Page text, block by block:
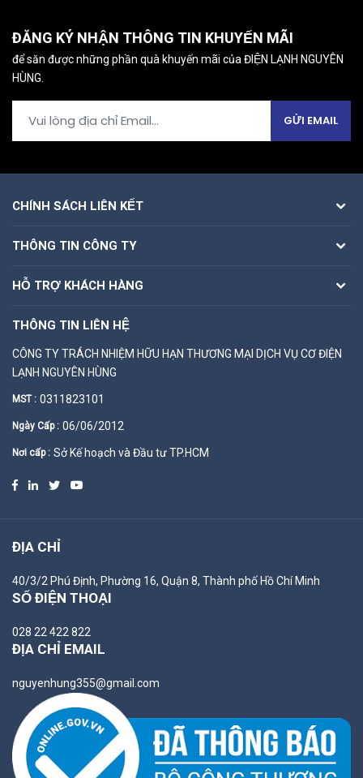
ĐĂNG KÝ NHẬN THÔNG TIN KHUYẾN MÃI
để săn được những phần quà khuyến mãi của ĐIỆN LẠNH NGUYÊN
HÙNG.
GỬI EMAIL
CHÍNH SÁCH LIÊN KẾT
THÔNG TIN CÔNG TY
HỖ TRỢ KHÁCH HÀNG
THÔNG TIN LIÊN HỆ
CÔNG TY TRÁCH NHIỆM HỮU HẠN THƯƠNG MẠI DỊCH VỤ CƠ ĐIỆN
LẠNH NGUYÊN HÙNG
MST : 0311823101
Ngày Cấp : 06/06/2012
Nơi cấp : Sở Kế hoạch và Đầu tư TP.HCM
ĐỊA CHỈ
40/3/2 Phú Định, Phường 16, Quận 8, Thành phố Hồ Chí Minh
SỐ ĐIỆN THOẠI
028 22 422 822
ĐỊA CHỈ EMAIL
nguyenhung355@gmail.com